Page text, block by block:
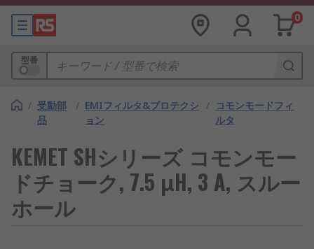
0
型番
/ 受動部
品
/ EMIフィルタ&プロテクシ
ョン
/ コモンモードフィ
ルタ
KEMET SHシリーズ コモンモー
ドチョーク, 7.5 μH, 3 A, スルー
ホール